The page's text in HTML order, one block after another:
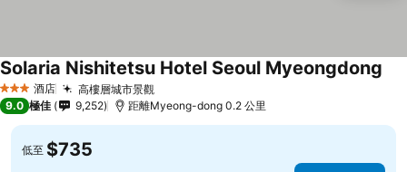
3 星級 酒店 高樓層城市景觀
Solaria Nishitetsu Hotel Seoul Myeongdong
9.0 極佳 9,252 距離Myeong-dong 0.2 公里
低至 $735